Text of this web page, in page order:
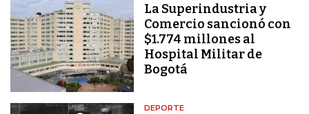
La Superindustria y
Comercio sancionó con
$1.774 millones al
Hospital Militar de
Bogotá
DEPORTE